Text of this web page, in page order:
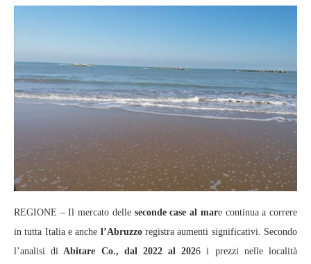
REGIONE – Il mercato delleseconde case al mare continua a correre
in tutta Italia e anche l’Abruzzoregistra aumenti significativi. Secondo
l’analisi di Abitare Co., dal 2022 al 2026 i prezzi nelle località